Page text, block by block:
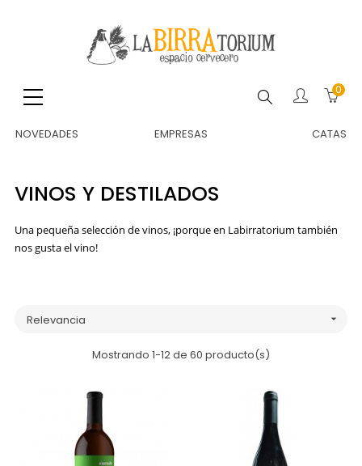
Buscar 0
NOVEDADES EMPRESAS CATAS
VINOS Y DESTILADOS
Una pequeña selección de vinos, ¡porque en Labirratorium también
nos gusta el vino!
Relevancia 
Mostrando 1-12 de 60 producto(s)